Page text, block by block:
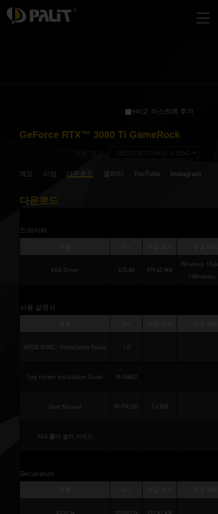
+비교 리스트에 추가
GeForce RTX™ 3080 Ti GameRock
개요 사양 다운로드 갤러리 YouTube Instagram
다운로드
드라이버
VGA Driver 610.88 979.65 MB
Windows
/ Windows
사용 설명서
ARGB SYNC - Installation Guide 1.0
Sag Holder Installation Guide M-NB02
User Manual M-PA13D 7.4 MB
VGA 홀더 설치 가이드
Declaration